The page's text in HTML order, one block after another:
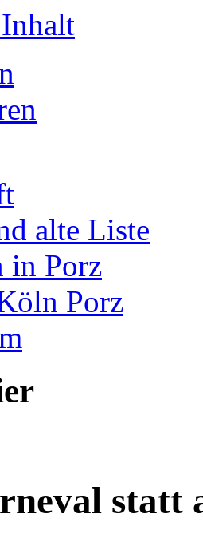
alte Liste
in Porz
Porz
statt